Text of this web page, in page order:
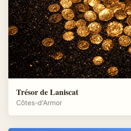
Trésor de Laniscat
Côtes-d'Armor